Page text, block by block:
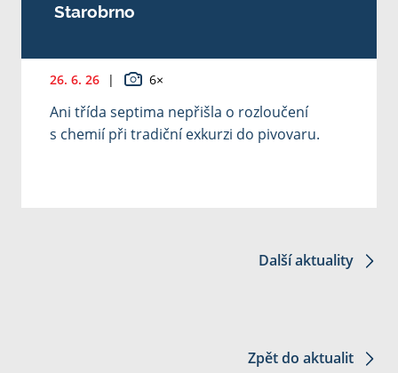
Starobrno
26. 6. 26 | 6×
Ani třída septima nepřišla o rozloučení
s chemií při tradiční exkurzi do pivovaru.
Další aktuality
Zpět do aktualit